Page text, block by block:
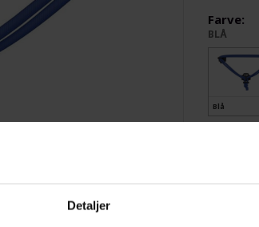
Detaljer
Farve:
BLÅ
Blå
Pink